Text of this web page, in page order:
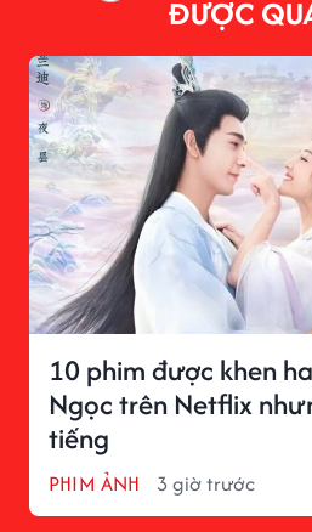
ĐƯỢC
10 phim được khen
Ngọc trên Netflix
tiếng
PHIM ẢNH 3 giờ trước